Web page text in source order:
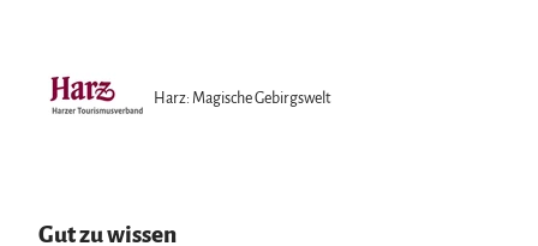
Harz: Magische Gebirgswelt
Gut zu wissen